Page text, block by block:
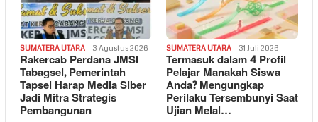
SUMATERA UTARA 3 Agustus 2026
Rakercab Perdana JMSI
Tabagsel, Pemerintah
Tapsel Harap Media Siber
Jadi Mitra Strategis
Pembangunan
SUMATERA UTARA 31 Juli 2026
Termasuk dalam 4 Profil
Pelajar Manakah Siswa
Anda? Mengungkap
Perilaku Tersembunyi Saat
Ujian Melal…